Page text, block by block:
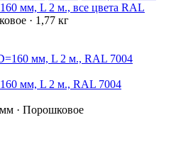
мм, L 2 м., все цвета RAL
· 1,77 кг
мм, L 2 м., RAL 7004
· Порошковое